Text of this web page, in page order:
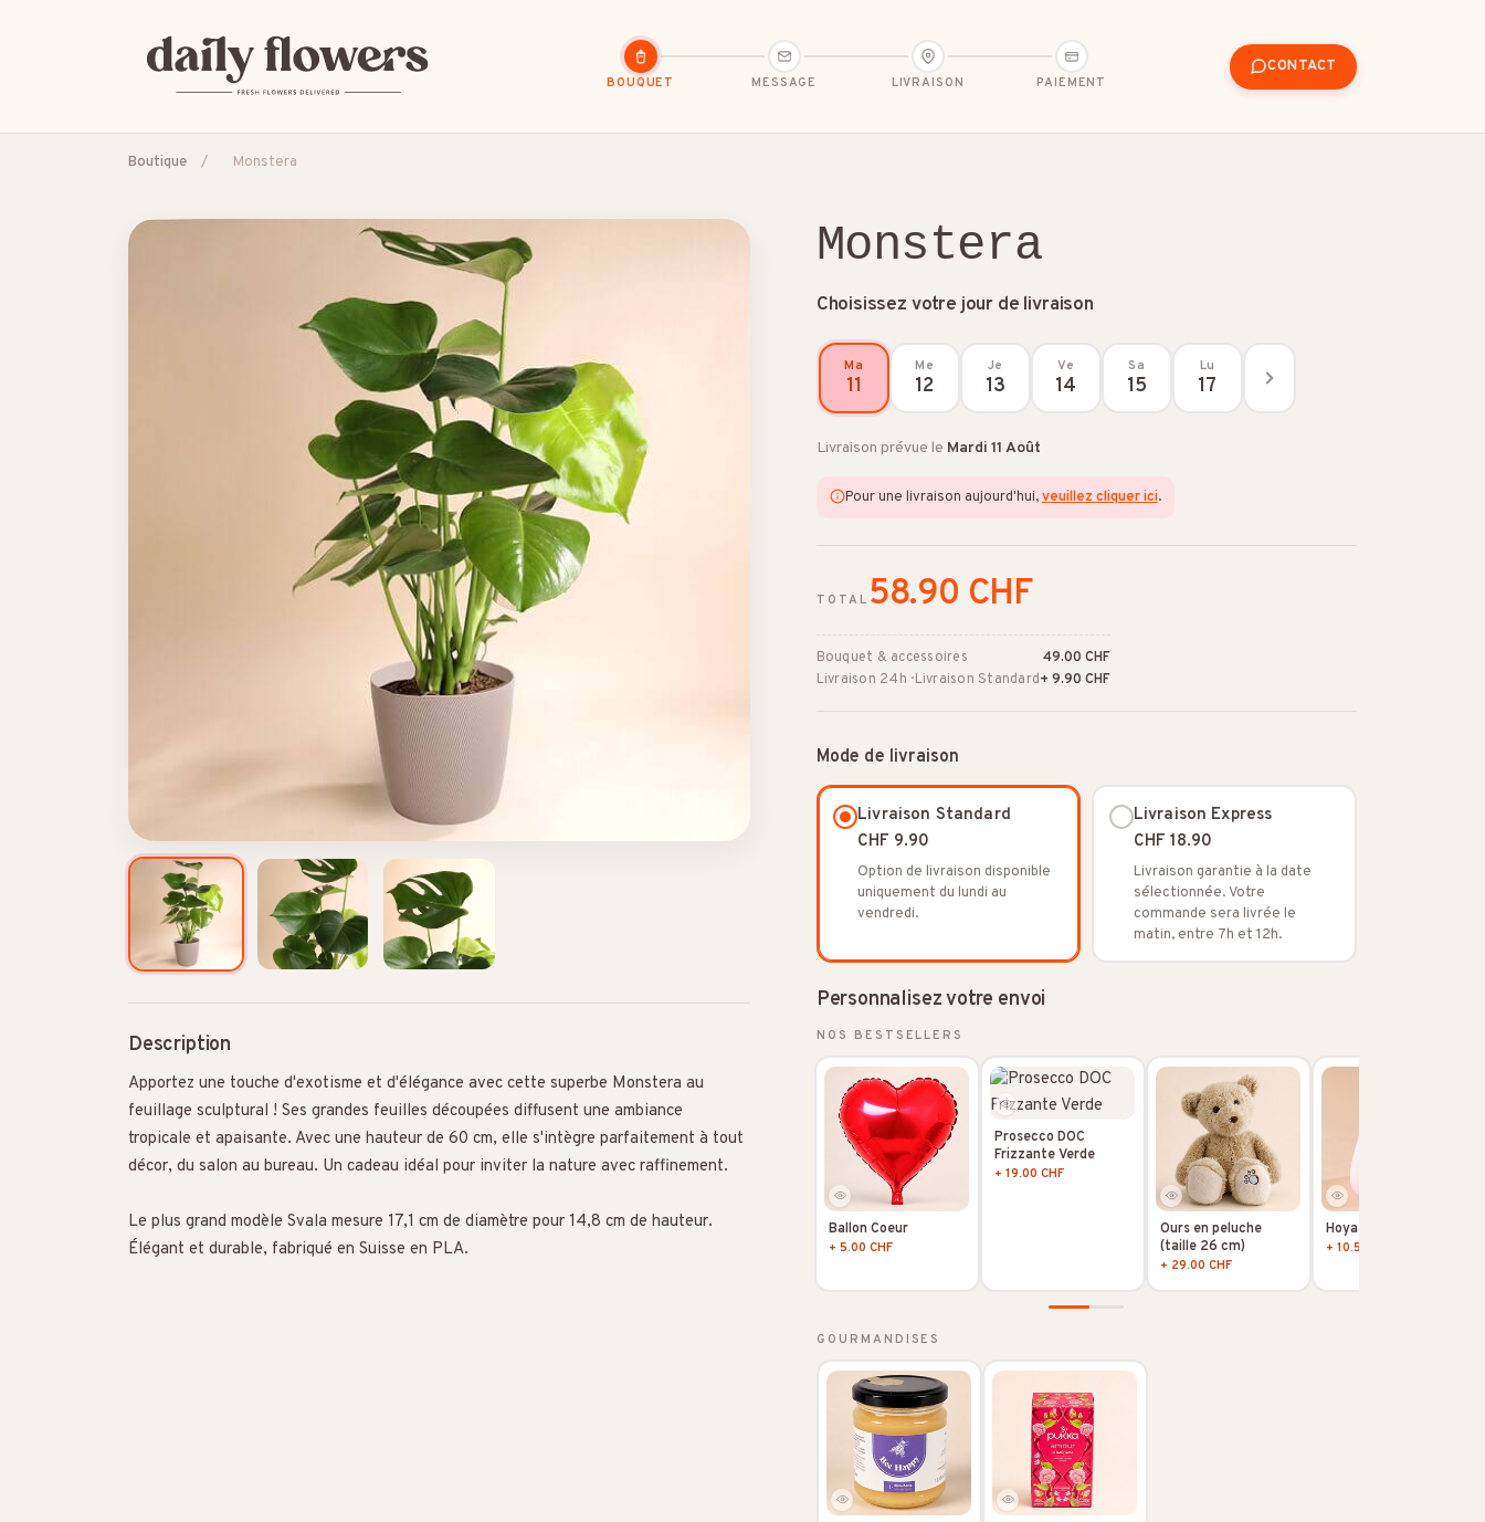
BOUQUET MESSAGE LIVRAISON PAIEMENT
CONTACT
Anniversaire B2B / Cadeau d'affaires Bon rétablissement Condoléances
Boutique / Monstera
Description
Apportez une touche d'exotisme et d'élégance avec cette superbe Monstera au
feuillage sculptural ! Ses grandes feuilles découpées diffusent une ambiance
tropicale et apaisante. Avec une hauteur de 60 cm, elle s'intègre parfaitement à tout
décor, du salon au bureau. Un cadeau idéal pour inviter la nature avec raffinement.
Le plus grand modèle Svala mesure 17,1 cm de diamètre pour 14,8 cm de hauteur.
Élégant et durable, fabriqué en Suisse en PLA.
Monstera
Choisissez votre jour de livraison
Ma
11
Me
12
Je
13
Ve
14
Sa
15
Lu
17
Livraison prévue le Mardi 11 Août
Pour une livraison aujourd'hui,veuillez cliquer ici.
TOTAL 58.90 CHF
Bouquet & accessoires
49.00 CHF
Livraison 24h · Livraison Standard+ 9.90 CHF
Mode de livraison
Livraison Standard
CHF 9.90
Option de livraison disponible
uniquement du lundi au
vendredi.
Livraison Express
CHF 18.90
Livraison garantie à la date
sélectionnée. Votre
commande sera livrée le
matin, entre 7h et 12h.
Personnalisez votre envoi
NOS BESTSELLERS
Ballon Coeur
+ 5.00 CHF
Prosecco DOC
Frizzante Verde
+ 19.00 CHF
Ours en peluche
(taille 26 cm)
+ 29.00 CHF
Hoya Kerii
+ 10.50 CHF
GOURMANDISES